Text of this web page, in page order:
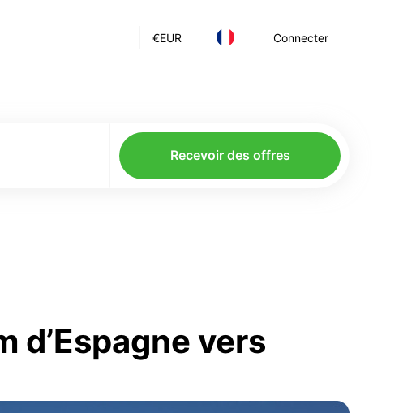
€EUR Connecter
Recevoir des offres
d’Espagne vers